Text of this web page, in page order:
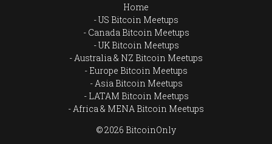
Home
US Bitcoin Meetups
Canada Bitcoin Meetups
UK Bitcoin Meetups
Australia & NZ Bitcoin Meetups
Europe Bitcoin Meetups
Asia Bitcoin Meetups
LATAM Bitcoin Meetups
Africa & MENA Bitcoin Meetups
© 2026 BitcoinOnly